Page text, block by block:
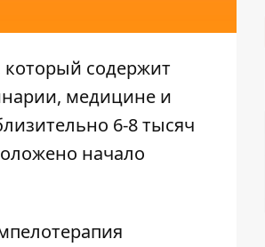
содержит
медицине и
6-8 тысяч
начало